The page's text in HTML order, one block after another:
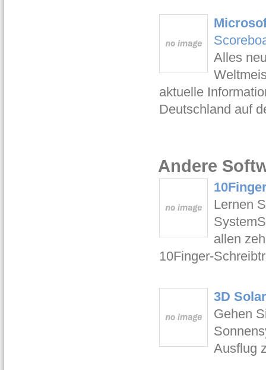
Alles
aktuelle
Deutschland auf
Andere
Lernen
allen
10Finger-
3D
Gehen
Ausflug